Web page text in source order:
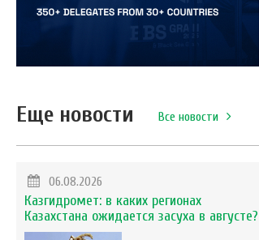
Еще новости Все новости
06.08.2026
Казгидромет: в каких регионах
Казахстана ожидается засуха в августе?